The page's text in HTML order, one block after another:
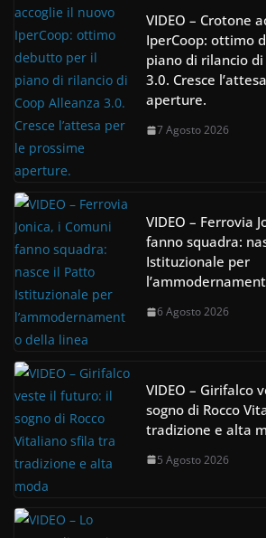
VIDEO – Crotone
IperCoop: ottimo
piano di rilancio di
3.0. Cresce
aperture.
7 Agosto 2026
VIDEO – Ferrovia
fanno squadra:
Istituzionale per
6 Agosto 2026
VIDEO – Girifalco
sogno di Rocco
tradizione e alta
5 Agosto 2026